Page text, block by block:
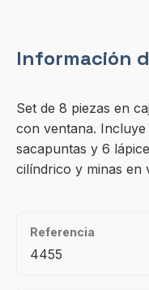
Información
Set de 8 piezas en
con ventana.
sacapuntas y 6
cilíndrico y minas en
Referencia
4455